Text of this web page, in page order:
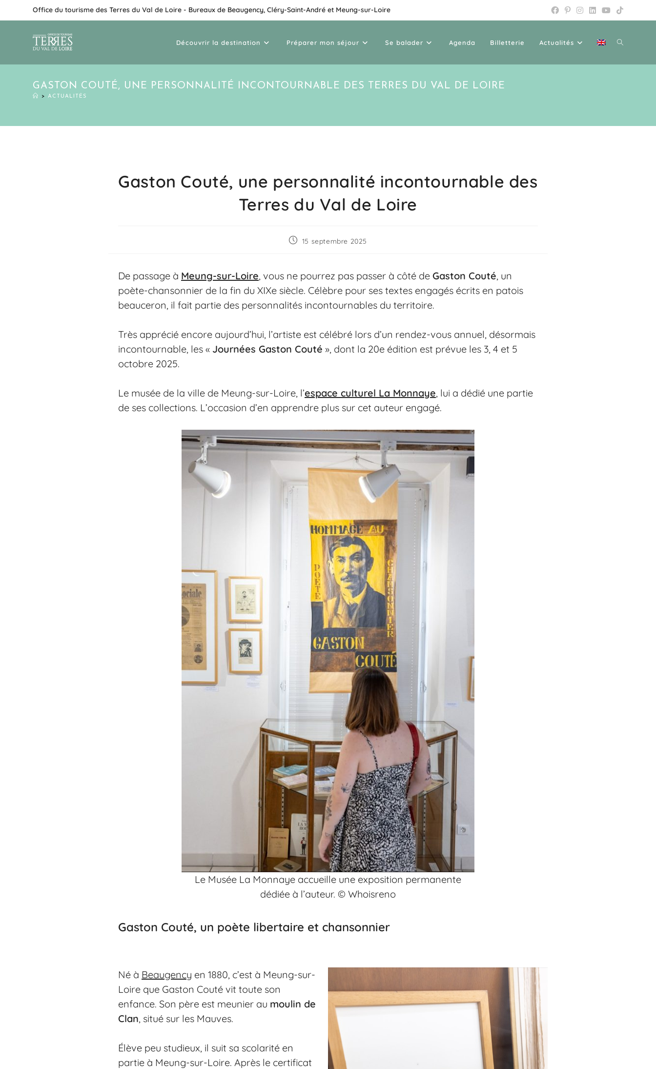
Office du tourisme des Terres du Val de Loire - Bureaux de Beaugency, Cléry-Saint-André et Meung-sur-Loire
Découvrir la destination Préparer mon séjour Se balader Agenda Billetterie Actualités
GASTON COUTÉ, UNE PERSONNALITÉ INCONTOURNABLE DES TERRES DU VAL DE LOIRE
> ACTUALITÉS
Gaston Couté, une personnalité incontournable des
Terres du Val de Loire
15 septembre 2025
De passage à Meung-sur-Loire, vous ne pourrez pas passer à côté de Gaston Couté, un
poète-chansonnier de la fin du XIXe siècle. Célèbre pour ses textes engagés écrits en patois
beauceron, il fait partie des personnalités incontournables du territoire.
Très apprécié encore aujourd’hui, l’artiste est célébré lors d’un rendez-vous annuel, désormais
incontournable, les « Journées Gaston Couté », dont la 20e édition est prévue les 3, 4 et 5
octobre 2025.
Le musée de la ville de Meung-sur-Loire, l’espace culturel La Monnaye, lui a dédié une partie
de ses collections. L’occasion d’en apprendre plus sur cet auteur engagé.
Le Musée La Monnaye accueille une exposition permanente
dédiée à l’auteur. © Whoisreno
Gaston Couté, un poète libertaire et chansonnier
Né à Beaugency en 1880, c’est à Meung-sur-
Loire que Gaston Couté vit toute son
enfance. Son père est meunier au moulin de
Clan, situé sur les Mauves.
Élève peu studieux, il suit sa scolarité en
partie à Meung-sur-Loire. Après le certificat